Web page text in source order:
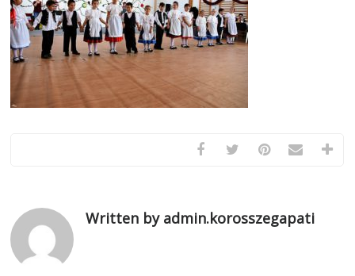
Written by admin.korosszegapati